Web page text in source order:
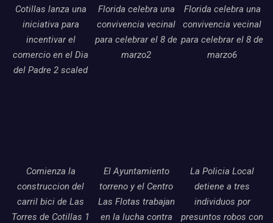
Cotillas lanza una
iniciativa para
incentivar el
comercio en el Dia
del Padre 2 scaled
Florida celebra una
convivencia vecinal
para celebrar el 8 de
marzo2
Florida celebra una
convivencia vecinal
para celebrar el 8 de
marzo6
Comienza la
construccion del
carril bici de Las
Torres de Cotillas 1
El Ayuntamiento
torreno y el Centro
Las Flotas trabajan
en la lucha contra
La Policia Local
detiene a tres
individuos por
presuntos robos con